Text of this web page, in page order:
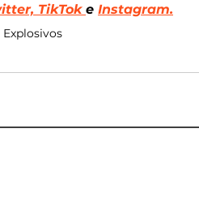
TikTok e Instagram.